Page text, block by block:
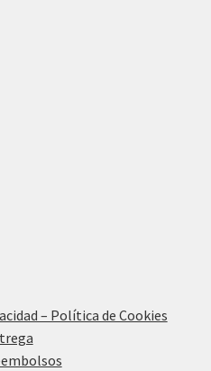
– Política de Cookies